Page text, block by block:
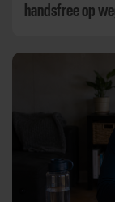
handsfree op